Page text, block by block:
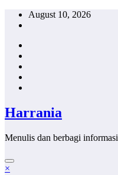
Skip
August 10, 2026
Harrania
Menulis dan berbagi informasi
×